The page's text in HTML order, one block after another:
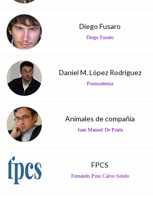
Diego Fusaro
Diego Fusaro
Daniel M. López Rodríguez
Posmodernia
Animales de compañía
Juan Manuel De Prada
FPCS
Fernando Pino Calvo Sotelo